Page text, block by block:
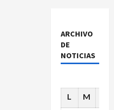
ARCHIVO
DE
NOTICIAS
L M